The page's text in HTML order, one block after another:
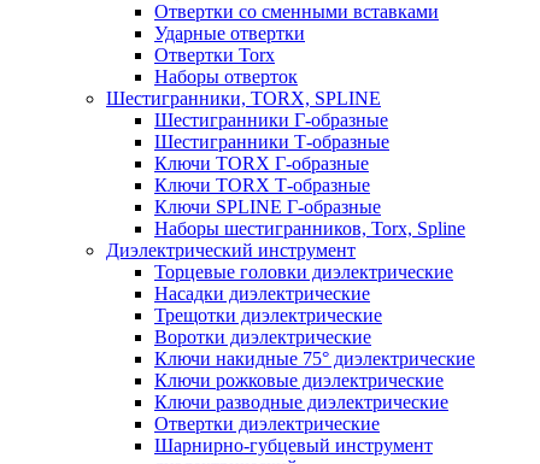
Отвертки со сменными вставками
Ударные отвертки
Отвертки Torx
Наборы отверток
Шестигранники, TORX, SPLINE
Шестигранники Г-образные
Шестигранники Т-образные
Ключи TORX Г-образные
Ключи TORX Т-образные
Ключи SPLINE Г-образные
Наборы шестигранников, Torx, Spline
Диэлектрический инструмент
Торцевые головки диэлектрические
Насадки диэлектрические
Трещотки диэлектрические
Воротки диэлектрические
Ключи накидные 75° диэлектрические
Ключи рожковые диэлектрические
Ключи разводные диэлектрические
Отвертки диэлектрические
Шарнирно-губцевый инструмент